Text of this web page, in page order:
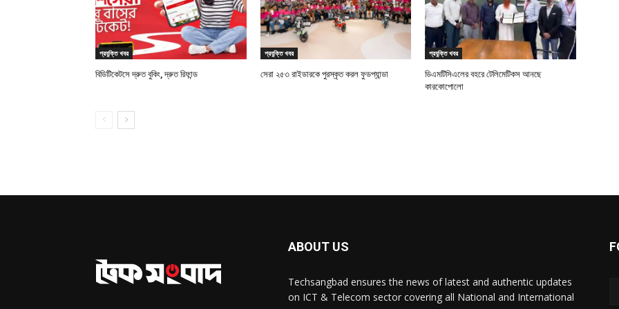
প্রযুক্তি খবর
বিডিটিকেটসে দ্রুত বুকিং, দ্রুত রিফান্ড
প্রযুক্তি খবর
সেরা ২৫৩ রাইডারকে পুরস্কৃত করল ফুডপ্যান্ডা
প্রযুক্তি খবর
ডিএমটিসিএলের বহরে টেলিমেটিকস আনছে
কারকোপোলো
ABOUT US
Techsangbad ensures the news of latest and authentic updates
on ICT & Telecom sector covering all National and International